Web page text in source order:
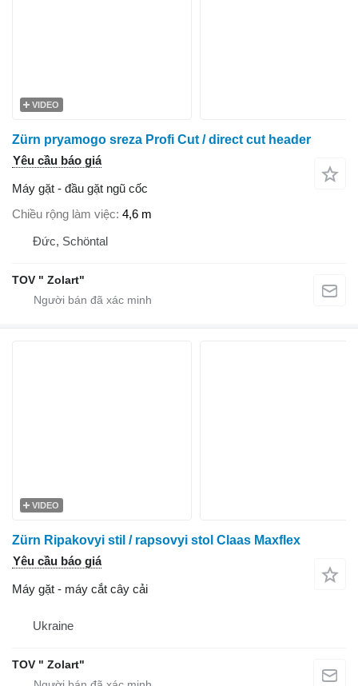
VIDEO
Zürn pryamogo sreza Profi Cut / direct cut header
Yêu cầu báo giá
Máy gặt - đầu gặt ngũ cốc
Chiều rộng làm việc 4,6 m
Đức, Schöntal
TOV " Zolart"
VIDEO
Zürn Ripakovyi stil / rapsovyi stol Claas Maxflex
Yêu cầu báo giá
Máy gặt - máy cắt cây cải
Ukraine
TOV " Zolart"